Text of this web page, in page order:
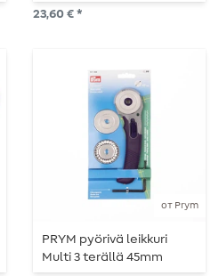
21 cm - vaaleanpunaiset -
vaaleanpunainen
23,60 € *
от Prym
PRYM pyörivä leikkuri
Multi 3 terällä 45mm